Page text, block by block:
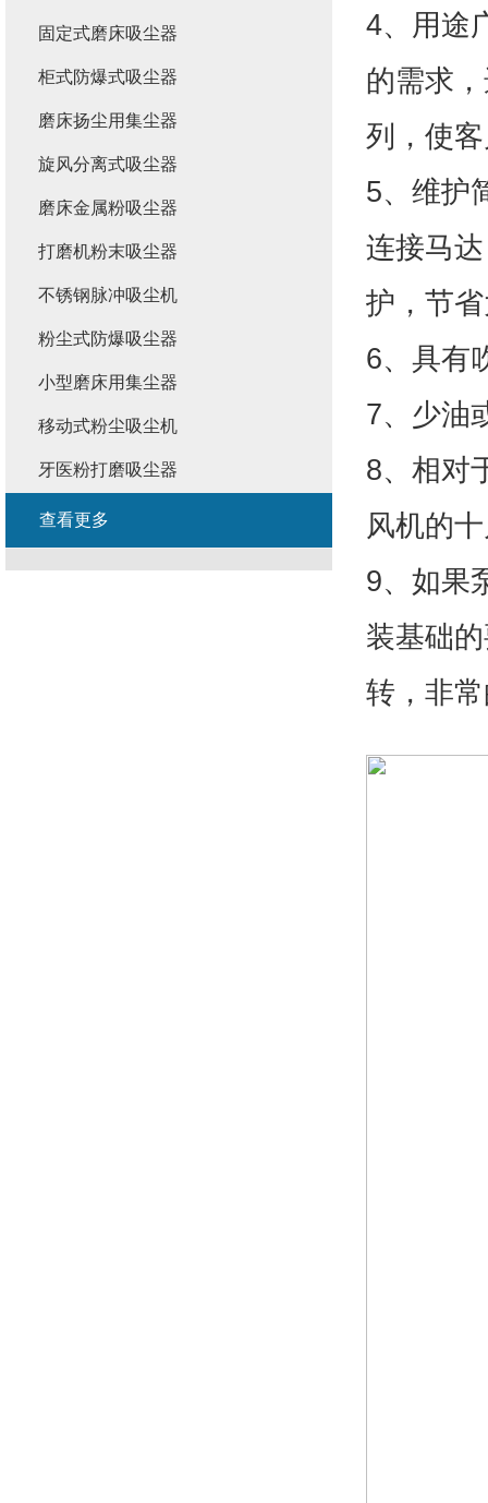
4、用途
的需求
列，使
5、维护
连接马
护，节
6、具有
7、少油
8、相对
风机的
9、如果
装基础
转，非
固定式磨床吸尘器
柜式防爆式吸尘器
磨床扬尘用集尘器
旋风分离式吸尘器
磨床金属粉吸尘器
打磨机粉末吸尘器
不锈钢脉冲吸尘机
粉尘式防爆吸尘器
小型磨床用集尘器
移动式粉尘吸尘机
牙医粉打磨吸尘器
查看更多